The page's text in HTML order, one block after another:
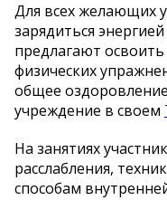
Для всех желающих
зарядиться
предлагают
физических
общее
учреждение в своем
На занятиях
расслабления,
способам